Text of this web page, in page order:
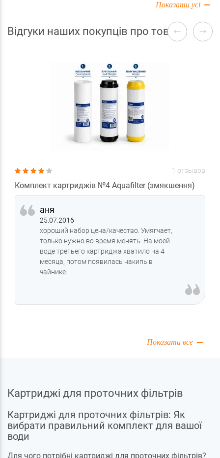
Показати усі
Відгуки наших покупців про товари
1 отзывов
Комплект картриджів №4 Aquafilter (змякшення)
аня
25.07.2016
хороший набор цена/качество. Умягчает,
только нужно во время менять. На моей
воде третьего картриджа хватило на 4
месяца, потом появилась накипь в
чайнике.
Показати все
Картриджі для проточних фільтрів
Картриджі для проточних фільтрів: Як
вибрати правильний комплект для вашої
води
Для чого потрібні картриджі для проточних фільтрів?